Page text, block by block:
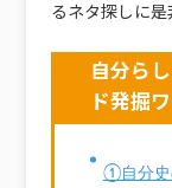
るネタ探しに是
自分ら
ド発掘
①自分史